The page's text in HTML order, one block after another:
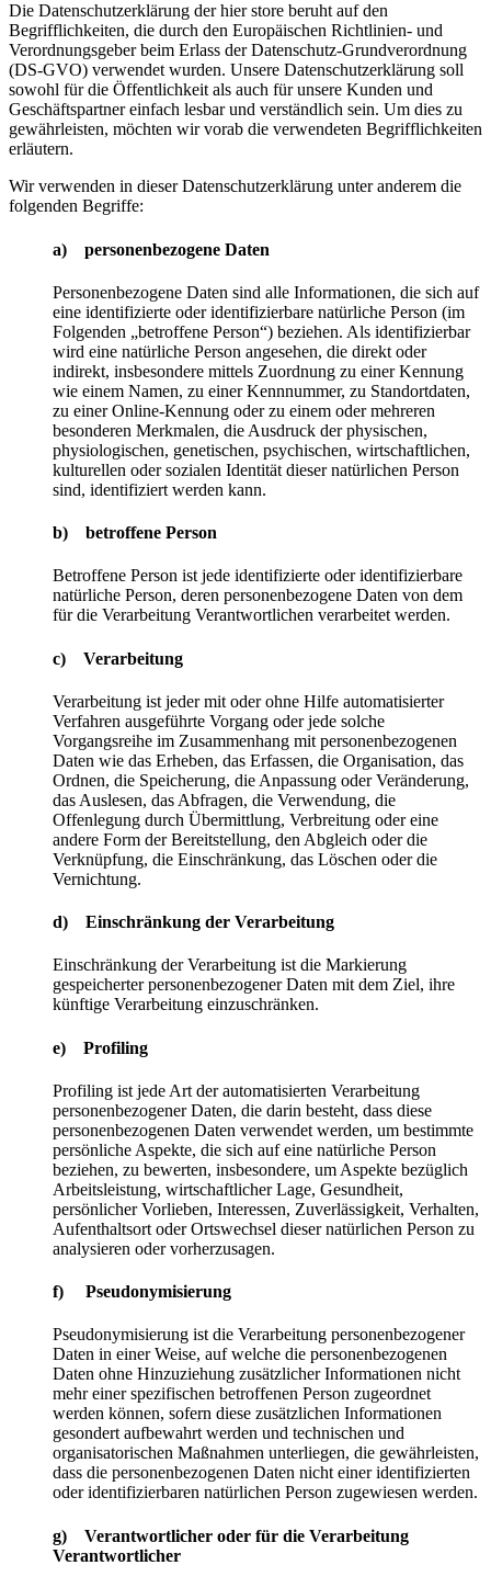
Die Datenschutzerklärung der hier store beruht auf den
Begrifflichkeiten, die durch den Europäischen Richtlinien- und
Verordnungsgeber beim Erlass der Datenschutz-Grundverordnung
(DS-GVO) verwendet wurden. Unsere Datenschutzerklärung soll
sowohl für die Öffentlichkeit als auch für unsere Kunden und
Geschäftspartner einfach lesbar und verständlich sein. Um dies zu
gewährleisten, möchten wir vorab die verwendeten Begrifflichkeiten
erläutern.
Wir verwenden in dieser Datenschutzerklärung unter anderem die
folgenden Begriffe:
a) personenbezogene Daten
Personenbezogene Daten sind alle Informationen, die sich auf
eine identifizierte oder identifizierbare natürliche Person (im
Folgenden „betroffene Person“) beziehen. Als identifizierbar
wird eine natürliche Person angesehen, die direkt oder
indirekt, insbesondere mittels Zuordnung zu einer Kennung
wie einem Namen, zu einer Kennnummer, zu Standortdaten,
zu einer Online-Kennung oder zu einem oder mehreren
besonderen Merkmalen, die Ausdruck der physischen,
physiologischen, genetischen, psychischen, wirtschaftlichen,
kulturellen oder sozialen Identität dieser natürlichen Person
sind, identifiziert werden kann.
b) betroffene Person
Betroffene Person ist jede identifizierte oder identifizierbare
natürliche Person, deren personenbezogene Daten von dem
für die Verarbeitung Verantwortlichen verarbeitet werden.
c) Verarbeitung
Verarbeitung ist jeder mit oder ohne Hilfe automatisierter
Verfahren ausgeführte Vorgang oder jede solche
Vorgangsreihe im Zusammenhang mit personenbezogenen
Daten wie das Erheben, das Erfassen, die Organisation, das
Ordnen, die Speicherung, die Anpassung oder Veränderung,
das Auslesen, das Abfragen, die Verwendung, die
Offenlegung durch Übermittlung, Verbreitung oder eine
andere Form der Bereitstellung, den Abgleich oder die
Verknüpfung, die Einschränkung, das Löschen oder die
Vernichtung.
d) Einschränkung der Verarbeitung
Einschränkung der Verarbeitung ist die Markierung
gespeicherter personenbezogener Daten mit dem Ziel, ihre
künftige Verarbeitung einzuschränken.
e) Profiling
Profiling ist jede Art der automatisierten Verarbeitung
personenbezogener Daten, die darin besteht, dass diese
personenbezogenen Daten verwendet werden, um bestimmte
persönliche Aspekte, die sich auf eine natürliche Person
beziehen, zu bewerten, insbesondere, um Aspekte bezüglich
Arbeitsleistung, wirtschaftlicher Lage, Gesundheit,
persönlicher Vorlieben, Interessen, Zuverlässigkeit, Verhalten,
Aufenthaltsort oder Ortswechsel dieser natürlichen Person zu
analysieren oder vorherzusagen.
f) Pseudonymisierung
Pseudonymisierung ist die Verarbeitung personenbezogener
Daten in einer Weise, auf welche die personenbezogenen
Daten ohne Hinzuziehung zusätzlicher Informationen nicht
mehr einer spezifischen betroffenen Person zugeordnet
werden können, sofern diese zusätzlichen Informationen
gesondert aufbewahrt werden und technischen und
organisatorischen Maßnahmen unterliegen, die gewährleisten,
dass die personenbezogenen Daten nicht einer identifizierten
oder identifizierbaren natürlichen Person zugewiesen werden.
g) Verantwortlicher oder für die Verarbeitung
Verantwortlicher